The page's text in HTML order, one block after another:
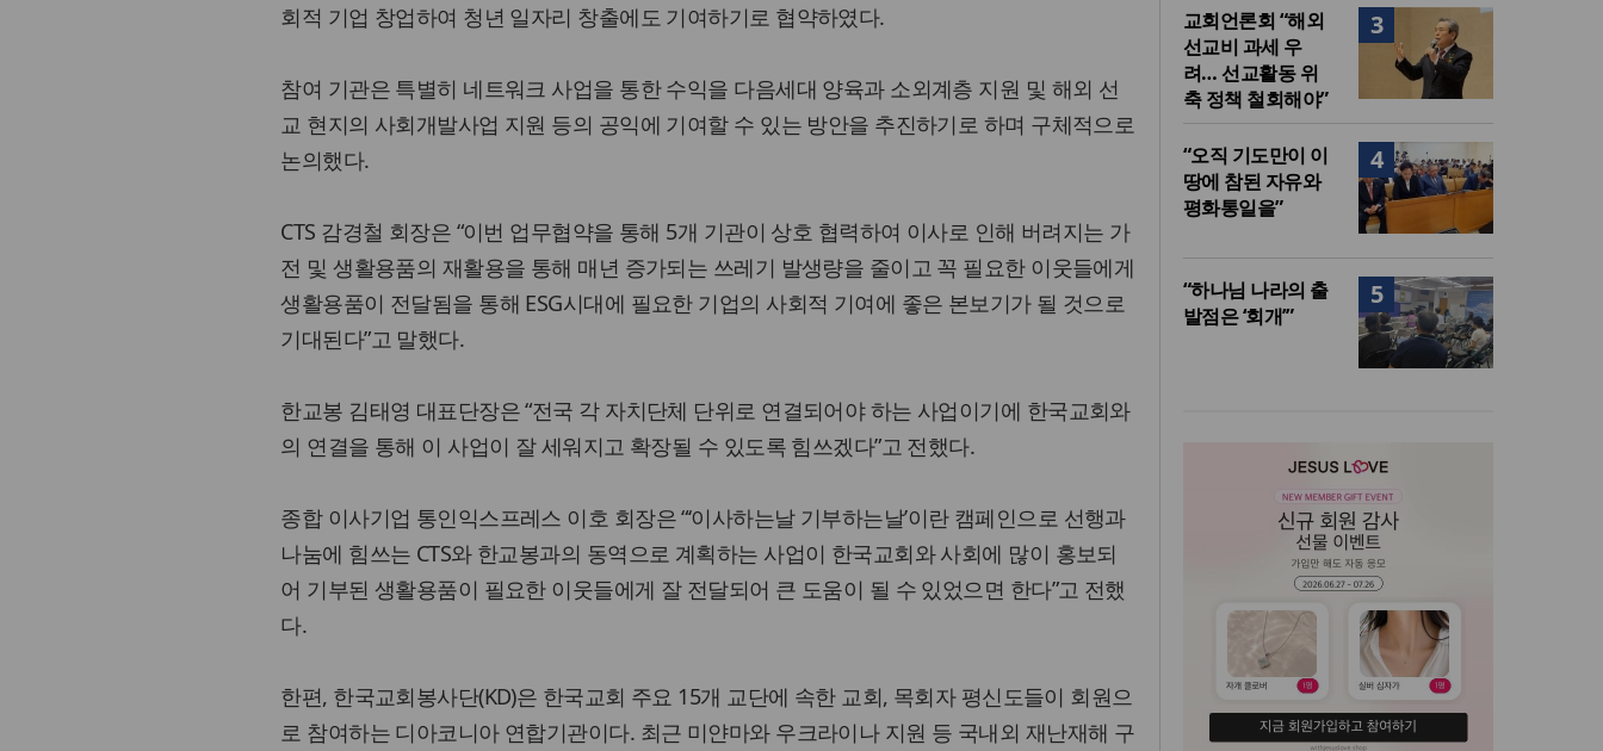
회적 기업 창업하여 청년 일자리 창출에도 기여하기로 협약하였다.
참여 기관은 특별히 네트워크 사업을 통한 수익을 다음세대 양육과 소외계층 지원 및 해외 선
교 현지의 사회개발사업 지원 등의 공익에 기여할 수 있는 방안을 추진하기로 하며 구체적으로
논의했다.
CTS 감경철 회장은 “이번 업무협약을 통해 5개 기관이 상호 협력하여 이사로 인해 버려지는 가
전 및 생활용품의 재활용을 통해 매년 증가되는 쓰레기 발생량을 줄이고 꼭 필요한 이웃들에게
생활용품이 전달됨을 통해 ESG시대에 필요한 기업의 사회적 기여에 좋은 본보기가 될 것으로
기대된다”고 말했다.
한교봉 김태영 대표단장은 “전국 각 자치단체 단위로 연결되어야 하는 사업이기에 한국교회와
의 연결을 통해 이 사업이 잘 세워지고 확장될 수 있도록 힘쓰겠다”고 전했다.
종합 이사기업 통인익스프레스 이호 회장은 “‘이사하는날 기부하는날’이란 캠페인으로 선행과
나눔에 힘쓰는 CTS와 한교봉과의 동역으로 계획하는 사업이 한국교회와 사회에 많이 홍보되
어 기부된 생활용품이 필요한 이웃들에게 잘 전달되어 큰 도움이 될 수 있었으면 한다”고 전했
다.
한편, 한국교회봉사단(KD)은 한국교회 주요 15개 교단에 속한 교회, 목회자 평신도들이 회원으
로 참여하는 디아코니아 연합기관이다. 최근 미얀마와 우크라이나 지원 등 국내외 재난재해 구
3
교회언론회 “해외
선교비 과세 우
려… 선교활동 위
축 정책 철회해야”
4
“오직 기도만이 이
땅에 참된 자유와
평화통일을”
5
“하나님 나라의 출
발점은 ‘회개’”